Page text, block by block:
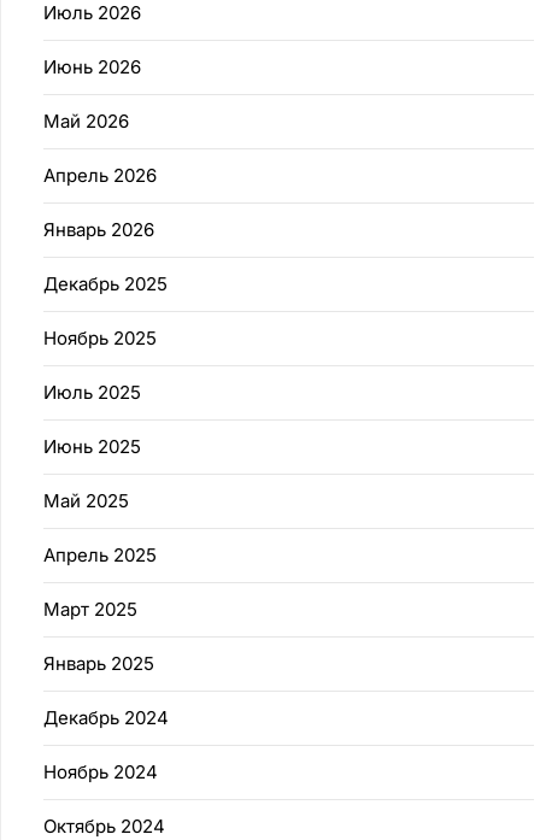
Июль 2026
Июнь 2026
Май 2026
Апрель 2026
Январь 2026
Декабрь 2025
Ноябрь 2025
Июль 2025
Июнь 2025
Май 2025
Апрель 2025
Март 2025
Январь 2025
Декабрь 2024
Ноябрь 2024
Октябрь 2024